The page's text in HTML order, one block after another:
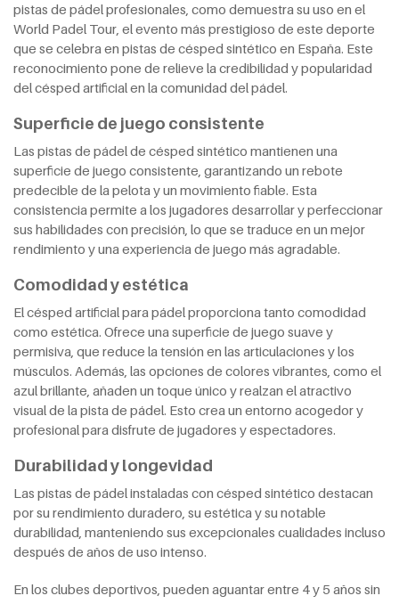
pistas de pádel profesionales, como demuestra su uso en el
World Padel Tour, el evento más prestigioso de este deporte
que se celebra en pistas de césped sintético en España. Este
reconocimiento pone de relieve la credibilidad y popularidad
del césped artificial en la comunidad del pádel.
Superficie de juego consistente
Las pistas de pádel de césped sintético mantienen una
superficie de juego consistente, garantizando un rebote
predecible de la pelota y un movimiento fiable. Esta
consistencia permite a los jugadores desarrollar y perfeccionar
sus habilidades con precisión, lo que se traduce en un mejor
rendimiento y una experiencia de juego más agradable.
Comodidad y estética
El césped artificial para pádel proporciona tanto comodidad
como estética. Ofrece una superficie de juego suave y
permisiva, que reduce la tensión en las articulaciones y los
músculos. Además, las opciones de colores vibrantes, como el
azul brillante, añaden un toque único y realzan el atractivo
visual de la pista de pádel. Esto crea un entorno acogedor y
profesional para disfrute de jugadores y espectadores.
Durabilidad y longevidad
Las pistas de pádel instaladas con césped sintético destacan
por su rendimiento duradero, su estética y su notable
durabilidad, manteniendo sus excepcionales cualidades incluso
después de años de uso intenso.
En los clubes deportivos, pueden aguantar entre 4 y 5 años sin